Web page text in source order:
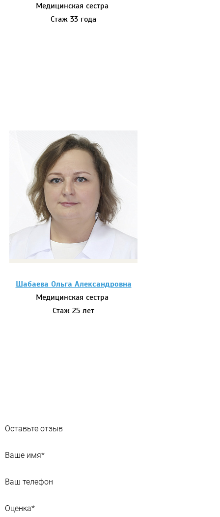
Медицинская сестра
Стаж 33 года
Шабаева Ольга Александровна
Медицинская сестра
Стаж 25 лет
Оставьте отзыв
Ваше имя*
Ваш телефон
Оценка*